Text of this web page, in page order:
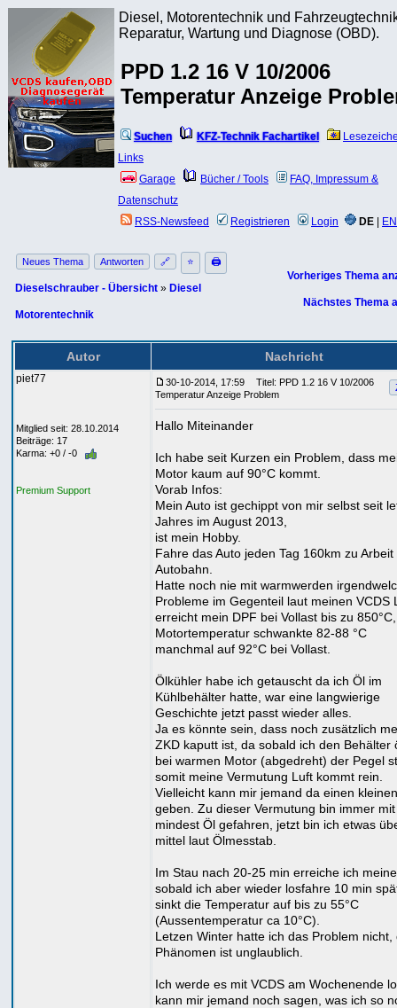
Diesel, Motorentechnik und
Reparatur, Wartung und Diagnose (OBD).
PPD 1.2 16 V 10/2006
Temperatur Anzeige
Suchen KFZ-Technik Fachartikel
Links
Garage
Bücher / Tools
FAQ, Impressum &
Datenschutz
RSS-Newsfeed
Registrieren Login DE EN
Neues Thema Antworten 🔗 ⭐ 🖨
Dieselschrauber - Übersicht » Diesel
Motorentechnik
Vorheriges Thema
Nächstes Thema
Autor Nachricht
piet77
Mitglied seit: 28.10.2014
Beiträge: 17
Karma: +0 / -0
Premium Support
30-10-2014, 17:59
Titel: PPD 1.2 16 V 10/2006
Temperatur Anzeige Problem
Hallo Miteinander
Ich habe seit Kurzen ein Problem, dass
Motor kaum auf 90°C kommt.
Vorab Infos:
Mein Auto ist gechippt von mir selbst seit
Jahres im August 2013,
ist mein Hobby.
Fahre das Auto jeden Tag 160km zu Arbeit
Autobahn.
Hatte noch nie mit warmwerden
Probleme im Gegenteil laut meinen VCDS
erreicht mein DPF bei Vollast bis zu
Motortemperatur schwankte 82-88 °C
manchmal auf 92°C bei Vollast.
Ölkühler habe ich getauscht da ich Öl im
Kühlbehälter hatte, war eine langwierige
Geschichte jetzt passt wieder alles.
Ja es könnte sein, dass noch zusätzlich
ZKD kaputt ist, da sobald ich den Behälter
bei warmen Motor (abgedreht) der Pegel
somit meine Vermutung Luft kommt rein.
Vielleicht kann mir jemand da einen
geben. Zu dieser Vermutung bin immer mit
mindest Öl gefahren, jetzt bin ich etwas
mittel laut Ölmesstab.
Im Stau nach 20-25 min erreiche ich
sobald ich aber wieder losfahre 10 min
sinkt die Temperatur auf bis zu 55°C
(Aussentemperatur ca 10°C).
Letzen Winter hatte ich das Problem nicht,
Phänomen ist unglaublich.
Ich werde es mit VCDS am Wochenende
kann mir jemand noch sagen, was ich so